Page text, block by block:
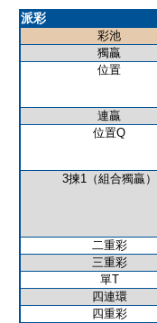
派彩
彩池
獨贏
位置
連贏
位置Q
3揀1（組合獨贏）
二重彩
三重彩
單T
四連環
四重彩